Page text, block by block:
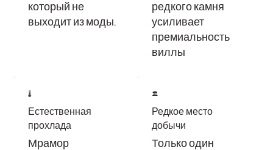
🏛️
Редкое место
добычи
Только один
🌡️
Естественная
прохлада
Мрамор
который не
выходит из моды.
редкого камня
усиливает
премиальность
виллы